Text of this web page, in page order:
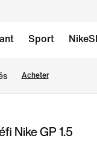
Sport
Acheter
Nike GP 1.5